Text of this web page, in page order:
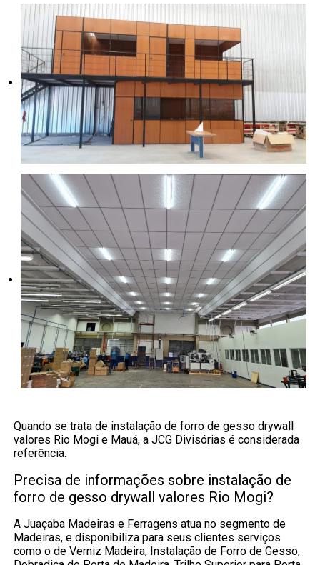
Quando se trata de instalação de forro de gesso drywall
valores Rio Mogi e Mauá, a JCG Divisórias é considerada
referência.
Precisa de informações sobre instalação de
forro de gesso drywall valores Rio Mogi?
A Juaçaba Madeiras e Ferragens atua no segmento de
Madeiras, e disponibiliza para seus clientes serviços
como o de Verniz Madeira, Instalação de Forro de Gesso,